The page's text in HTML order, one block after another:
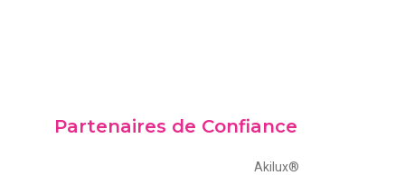
Partenaires de Confiance
Akilux®